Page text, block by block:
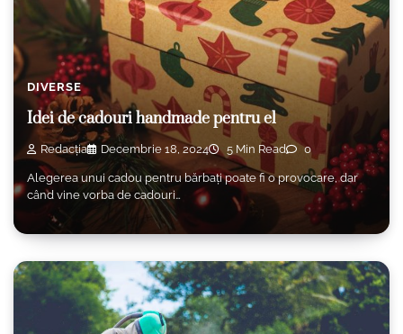
DIVERSE
Idei de cadouri handmade pentru el
Redacția Decembrie 18, 2024 5 Min Read 0
Alegerea unui cadou pentru bărbați poate fi o provocare, dar
când vine vorba de cadouri…